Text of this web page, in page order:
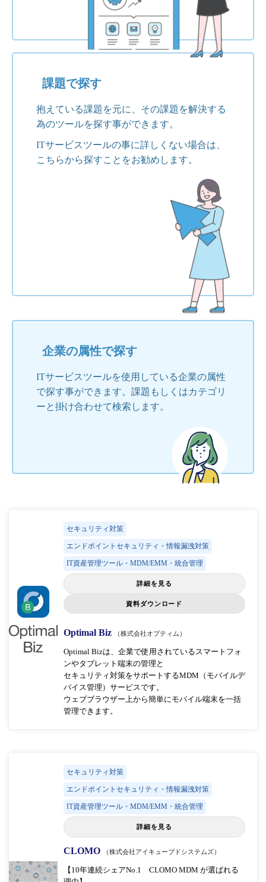
課題で探す
抱えている課題を元に、その課題を解決する
為のツールを探す事ができます。
ITサービスツールの事に詳しくない場合は、
こちらから探すことをお勧めします。
企業の属性で探す
ITサービスツールを使用している企業の属性
で探す事ができます。課題もしくはカテゴリ
ーと掛け合わせて検索します。
セキュリティ対策
エンドポイントセキュリティ・情報漏洩対策
IT資産管理ツール・MDM/EMM・統合管理
詳細を見る
資料ダウンロード
Optimal Biz （株式会社オプティム）
Optimal Bizは、企業で使用されているスマートフォ
ンやタブレット端末の管理と
セキュリティ対策をサポートするMDM（モバイルデ
バイス管理）サービスです。
ウェブブラウザー上から簡単にモバイル端末を一括
管理できます。
セキュリティ対策
エンドポイントセキュリティ・情報漏洩対策
IT資産管理ツール・MDM/EMM・統合管理
詳細を見る
CLOMO （株式会社アイキューブドシステムズ）
【10年連続シェアNo.1 CLOMO MDM が選ばれる